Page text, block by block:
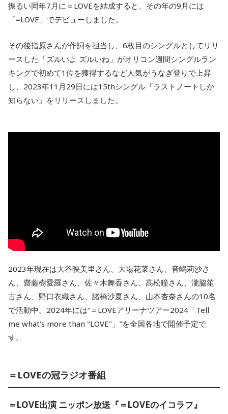
振るい同年7月に＝LOVEを結成すると、その年の9月には
「=LOVE」でデビューしました。
その後指原さんが作詞を担当し、6枚目のシングルとしてリリ
ースした「ズルいよ ズルいね」がオリコン週間シングルラン
キングで初めて1位を獲得するなど人気がうなぎ登りで上昇
し、2023年11月29日には15thシングル『ラストノートしか
知らない』をリリースしました。
2023年現在は大谷映美里さん、大場花菜さん、音嶋莉沙さ
ん、齋藤樹愛羅さん、佐々木舞香さん、髙松瞳さん、瀧脇笙
古さん、野口衣織さん、諸橋沙夏さん、山本杏奈さんの10名
で活動中。2024年には“＝LOVEアリーナツアー2024「Tell
me what's more than "LOVE"」”を全国各地で開催予定で
す。
＝LOVEの冠ラジオ番組
＝LOVE出演 ニッポン放送『＝LOVEのイコラフ』